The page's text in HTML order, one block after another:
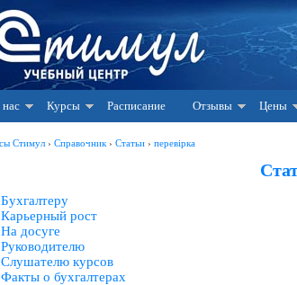
Курсы Расписание Отзывы Цены
Стимул › Справочник › Статьи › перевірка
Бухгалтеру
Карьерный рост
На досуге
Руководителю
Слушателю курсов
Факты о бухгалтерах